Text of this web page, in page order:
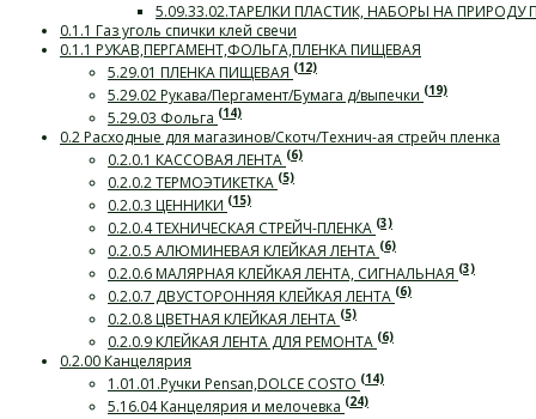
5.09.33.02.ТАРЕЛКИ ПЛАСТИК, НАБОРЫ НА ПРИРОДУ
0.1.1 Газ уголь спички клей свечи
0.1.1 РУКАВ,ПЕРГАМЕНТ,ФОЛЬГА,ПЛЕНКА ПИЩЕВАЯ
5.29.01 ПЛЕНКА ПИЩЕВАЯ (12)
5.29.02 Рукава/Пергамент/Бумага д/выпечки (19)
5.29.03 Фольга (14)
0.2 Расходные для магазинов/Скотч/Технич-ая стрейч пленка
0.2.0.1 КАССОВАЯ ЛЕНТА (6)
0.2.0.2 ТЕРМОЭТИКЕТКА (5)
0.2.0.3 ЦЕННИКИ (15)
0.2.0.4 ТЕХНИЧЕСКАЯ СТРЕЙЧ-ПЛЕНКА (3)
0.2.0.5 АЛЮМИНЕВАЯ КЛЕЙКАЯ ЛЕНТА (6)
0.2.0.6 МАЛЯРНАЯ КЛЕЙКАЯ ЛЕНТА, СИГНАЛЬНАЯ (3)
0.2.0.7 ДВУСТОРОННЯЯ КЛЕЙКАЯ ЛЕНТА (6)
0.2.0.8 ЦВЕТНАЯ КЛЕЙКАЯ ЛЕНТА (5)
0.2.0.9 КЛЕЙКАЯ ЛЕНТА ДЛЯ РЕМОНТА (6)
0.2.00 Канцелярия
1.01.01.Ручки Pensan,DOLCE COSTO (14)
5.16.04 Канцелярия и мелочевка (24)